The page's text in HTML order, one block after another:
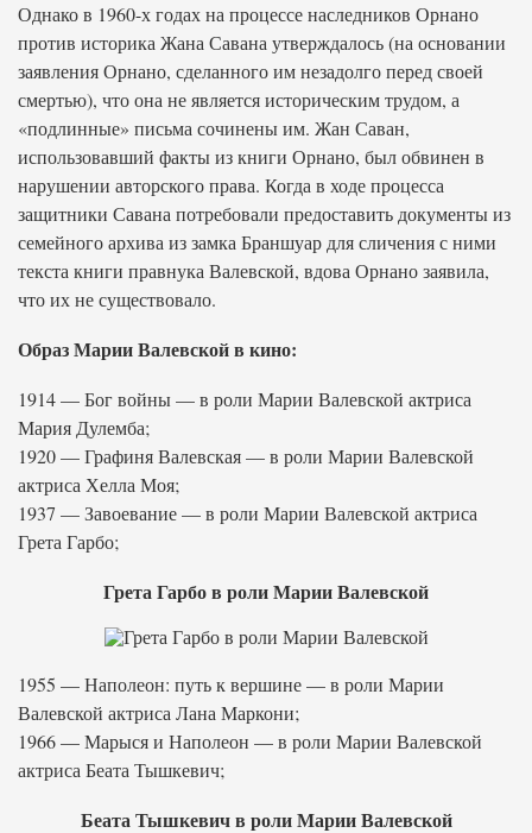
Однако в 1960-х годах на процессе наследников Орнано
против историка Жана Савана утверждалось (на основании
заявления Орнано, сделанного им незадолго перед своей
смертью), что она не является историческим трудом, а
«подлинные» письма сочинены им. Жан Саван,
использовавший факты из книги Орнано, был обвинен в
нарушении авторского права. Когда в ходе процесса
защитники Савана потребовали предоставить документы из
семейного архива из замка Браншуар для сличения с ними
текста книги правнука Валевской, вдова Орнано заявила,
что их не существовало.
Образ Марии Валевской в кино:
1914 — Бог войны — в роли Марии Валевской актриса
Мария Дулемба;
1920 — Графиня Валевская — в роли Марии Валевской
актриса Хелла Моя;
1937 — Завоевание — в роли Марии Валевской актриса
Грета Гарбо;
Грета Гарбо в роли Марии Валевской
1955 — Наполеон: путь к вершине — в роли Марии
Валевской актриса Лана Маркони;
1966 — Марыся и Наполеон — в роли Марии Валевской
актриса Беата Тышкевич;
Беата Тышкевич в роли Марии Валевской